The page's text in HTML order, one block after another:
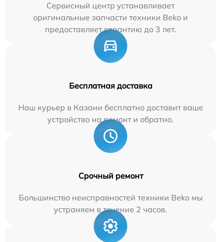
Сервисный центр устанавливает
оригинальные запчасти техники Beko и
предоставляет гарантию до 3 лет.
Бесплатная доставка
Наш курьер в Казани бесплатно доставит ваше
устройство на ремонт и обратно.
Срочный ремонт
Большинство неисправностей техники Beko мы
устраняем в течение 2 часов.